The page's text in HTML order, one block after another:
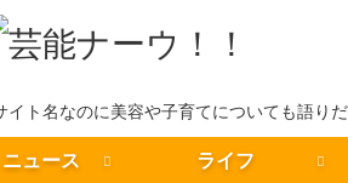
イト名なのに美容や子育てについても語り
ュース ライフ